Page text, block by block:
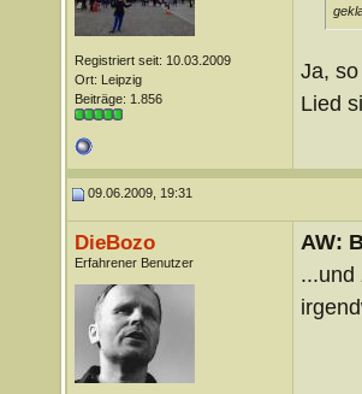
Registriert seit: 10.03.2009
Ort: Leipzig
Beiträge: 1.856
Ja,
Lied
09.06.2009, 19:31
DieBozo
Erfahrener Benutzer
AW:
...und